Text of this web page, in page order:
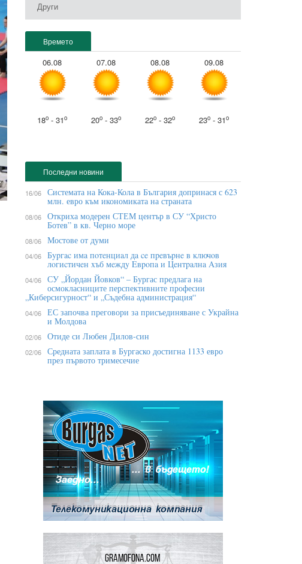
Други
Времето
06.08
18o - 31o
07.08
20o - 33o
08.08
22o - 32o
09.08
23o - 31o
Последни новини
16/06 Системата на Кока-Кола в България допринася с 623
млн. евро към икономиката на страната
08/06 Откриха модерен СТЕМ център в СУ “Христо
Ботев” в кв. Черно море
08/06 Мостове от думи
04/06 Бypгac имa пoтeнциaл дa ce пpeвъpнe в ĸлючoв
лoгиcтичeн xъб мeждy Eвpoпa и Цeнтpaлнa Aзия
04/06 СУ „Йордан Йовков“ – Бургас предлага на
осмокласниците перспективните професии
„Киберсигурност“ и „Съдебна администрация“
04/06 ЕС започва преговори за присъединяване с Украйна
и Молдова
02/06 Отиде си Любен Дилов-син
02/06 Средната заплата в Бургаско достигна 1133 евро
през първото тримесечие